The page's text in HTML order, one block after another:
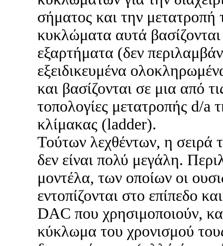
σήματος και την μετατροπή
κυκλώματα αυτά βασίζονται
εξαρτήματα (δεν
εξειδικευμένα
και βασίζονται σε μια από
τοπολογίες μετατροπής d/a
κλίμακας (ladder).
Τούτων λεχθέντων, η
δεν είναι πολύ μεγάλη.
μοντέλα, των οποίων οι
εντοπίζονται στο επίπεδο
DAC που χρησιμοποιούν,
κύκλωμα του χρονισμού